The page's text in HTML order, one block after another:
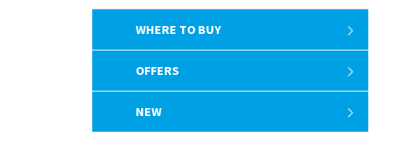
WHERE TO BUY
OFFERS
NEW